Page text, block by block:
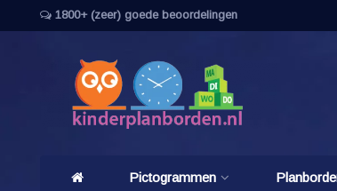
1800+ (zeer) goede beoordelingen
Pictogrammen